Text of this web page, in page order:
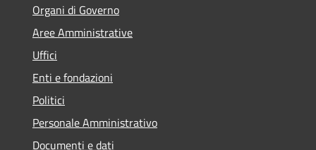
Organi di Governo
Aree Amministrative
Uffici
Enti e fondazioni
Politici
Personale Amministrativo
Documenti e dati